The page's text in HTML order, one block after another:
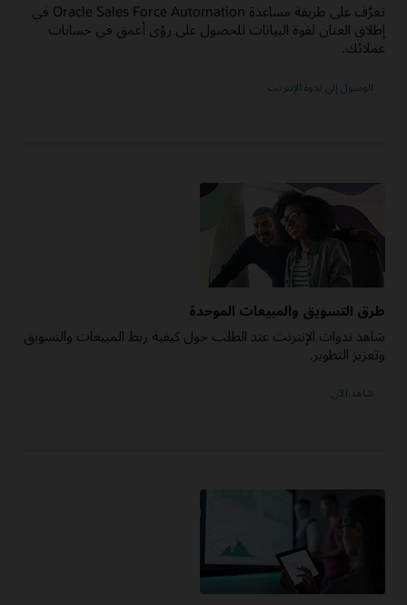
تعرَّف على طريقة مساعدة Oracle Sales Force Automation في
إطلاق العنان لقوة البيانات للحصول على رؤى أعمق في حسابات
عملائك.
الوصول إلى ندوة الإنترنت
طرق التسويق والمبيعات الموحدة
شاهد ندوات الإنترنت عند الطلب حول كيفية ربط المبيعات والتسويق
وتعزيز التطوير.
شاهد الآن